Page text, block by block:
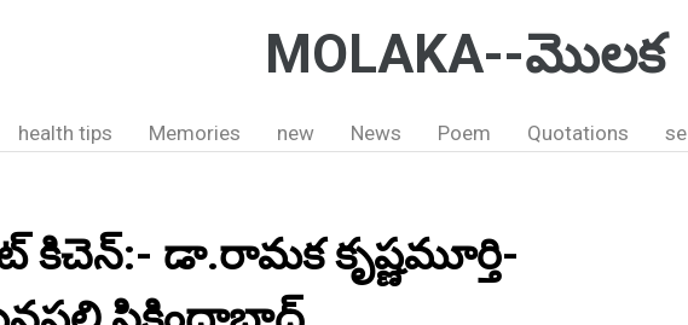
MOLAKA--మొలక
health tips Memories new News Poem Quotations se
కిచెన్:- డా.రామక కృష్ణమూర్తి-